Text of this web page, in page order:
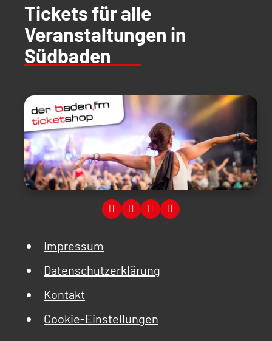
Tickets für alle
Veranstaltungen in
Südbaden
Impressum
Datenschutzerklärung
Kontakt
Cookie-Einstellungen